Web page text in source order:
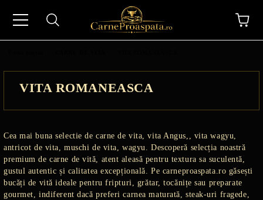
VITA ROMANEASCA
Cea mai buna selectie de carne de vita, vita Angus,, vita wagyu,
antricot de vita, muschi de vita, wagyu. Descoperă selecția noastră
premium de carne de vită, atent aleasă pentru textura sa suculentă,
gustul autentic și calitatea excepțională. Pe carneproaspata.ro găsești
bucăți de vită ideale pentru fripturi, grătar, tocănițe sau preparate
gourmet, indiferent dacă preferi carnea maturată, steak-uri fragede,